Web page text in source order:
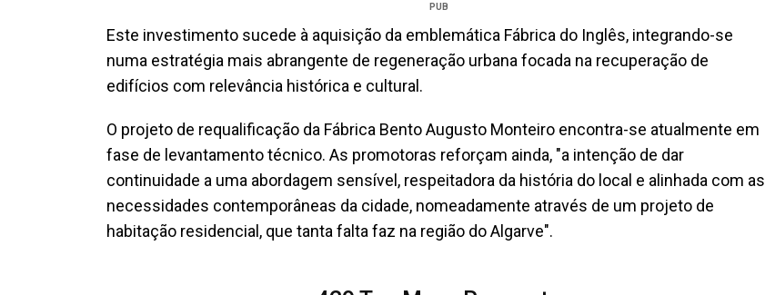
PUB
Este investimento sucede à aquisição da emblemática Fábrica do Inglês, integrando-se
numa estratégia mais abrangente de regeneração urbana focada na recuperação de
edifícios com relevância histórica e cultural.
O projeto de requalificação da Fábrica Bento Augusto Monteiro encontra-se atualmente em
fase de levantamento técnico. As promotoras reforçam ainda, "a intenção de dar
continuidade a uma abordagem sensível, respeitadora da história do local e alinhada com as
necessidades contemporâneas da cidade, nomeadamente através de um projeto de
habitação residencial, que tanta falta faz na região do Algarve".